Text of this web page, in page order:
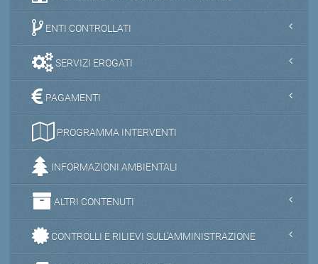
ENTI CONTROLLATI
SERVIZI EROGATI
PAGAMENTI
PROGRAMMA INTERVENTI
INFORMAZIONI AMBIENTALI
ALTRI CONTENUTI
CONTROLLI E RILIEVI SULL'AMMINISTRAZIONE